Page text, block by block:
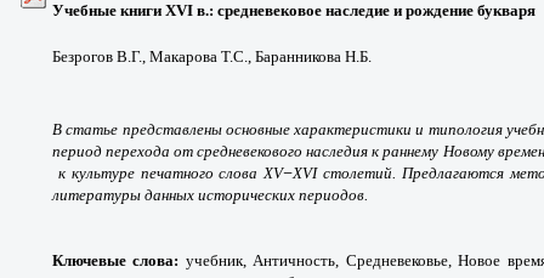
Учебные книги XVI в.: средневековое наследие и рождение букваря
Безрогов В.Г., Макарова Т.С., Баранникова Н.Б.
В статье представлены основные характеристики и типология
период перехода от средневекового наследия к раннему Новому
к культуре печатного слова XV–XVI столетий. Предлагаются
литературы данных исторических периодов.
Ключевые слова: учебник, Античность, Средневековье, Новое